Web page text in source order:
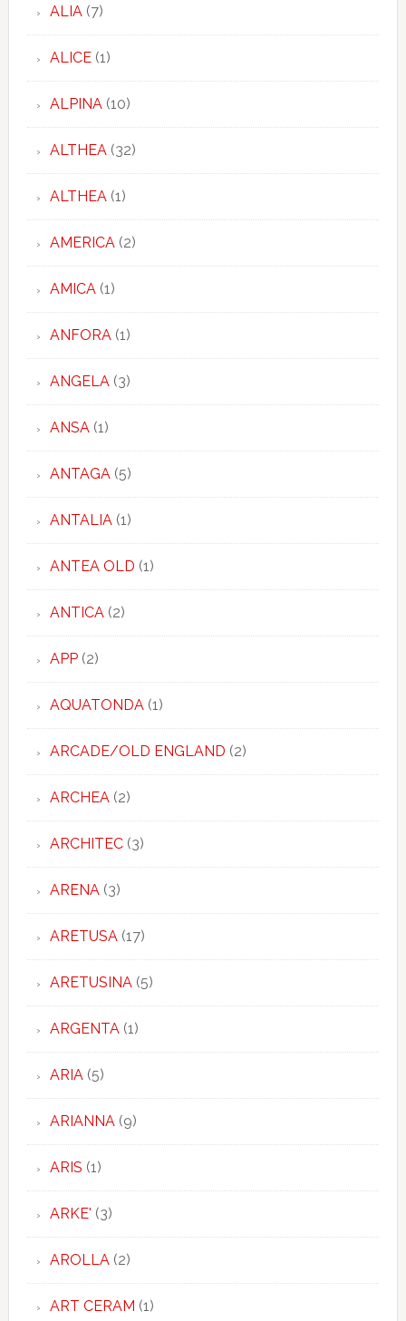
ALIA(7)
ALICE(1)
ALPINA(10)
ALTHEA(32)
ALTHEA(1)
AMERICA(2)
AMICA(1)
ANFORA(1)
ANGELA(3)
ANSA(1)
ANTAGA(5)
ANTALIA(1)
ANTEA OLD (1)
ANTICA(2)
APP(2)
AQUATONDA(1)
ARCADE/OLD ENGLAND (2)
ARCHEA(2)
ARCHITEC(3)
ARENA(3)
ARETUSA(17)
ARETUSINA(5)
ARGENTA(1)
ARIA(5)
ARIANNA(9)
ARIS (1)
ARKE' (3)
AROLLA(2)
ART CERAM (1)